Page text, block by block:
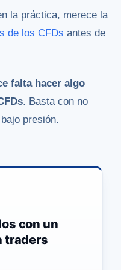
la práctica, merece la
de los CFDs antes de
falta hacer algo
. Basta con no
presión.
con un
traders